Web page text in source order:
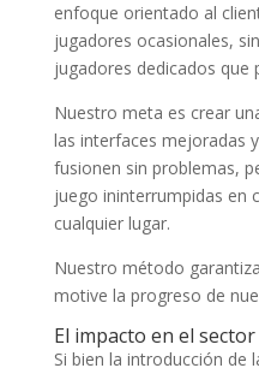
enfoque orientado al
jugadores ocasionales,
jugadores dedicados que
Nuestro meta es crear
las interfaces mejoradas
fusionen sin problemas,
juego ininterrumpidas en
cualquier lugar.
Nuestro método
motive la progreso de
El impacto en el
Si bien la introducción de